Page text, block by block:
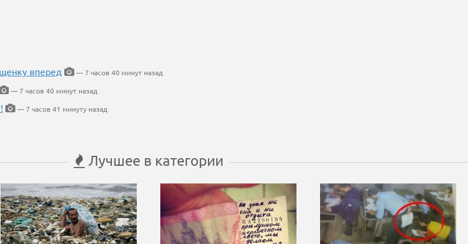
вперед
— 7 часов 40 минут назад
— 7 часов 40 минут назад
— 7 часов 41 минуту назад
Лучшее в категории